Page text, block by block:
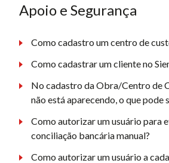
Apoio e Segurança
Como cadastro um centro de
Como cadastrar um cliente no
No cadastro da Obra/Centro de
não está aparecendo, o que pode
Como autorizar um usuário para
conciliação bancária manual?
Como autorizar um usuário a